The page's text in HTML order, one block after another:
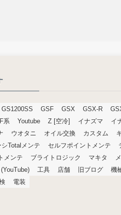
GS1200SS GSF GSX GSX-R
系 Youtube Z [空冷] イナズマ
イ
ウオタニ オイル交換 カスタム
シTotalメンテ セルフポイントメンテ
メンテ ブライトロジック マキタ
工具 店舗 旧ブログ 機
電装